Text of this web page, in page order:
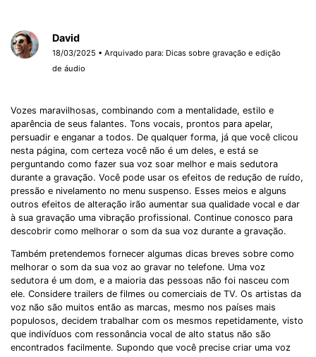
David
18/03/2025 • Arquivado para: Dicas sobre gravação e edição
de áudio
Vozes maravilhosas, combinando com a mentalidade, estilo e
aparência de seus falantes. Tons vocais, prontos para apelar,
persuadir e enganar a todos. De qualquer forma, já que você clicou
nesta página, com certeza você não é um deles, e está se
perguntando como fazer sua voz soar melhor e mais sedutora
durante a gravação. Você pode usar os efeitos de redução de ruído,
pressão e nivelamento no menu suspenso. Esses meios e alguns
outros efeitos de alteração irão aumentar sua qualidade vocal e dar
à sua gravação uma vibração profissional. Continue conosco para
descobrir como melhorar o som da sua voz durante a gravação.
Também pretendemos fornecer algumas dicas breves sobre como
melhorar o som da sua voz ao gravar no telefone. Uma voz
sedutora é um dom, e a maioria das pessoas não foi nasceu com
ele. Considere trailers de filmes ou comerciais de TV. Os artistas da
voz não são muitos então as marcas, mesmo nos países mais
populosos, decidem trabalhar com os mesmos repetidamente, visto
que indivíduos com ressonância vocal de alto status não são
encontrados facilmente. Supondo que você precise criar uma voz